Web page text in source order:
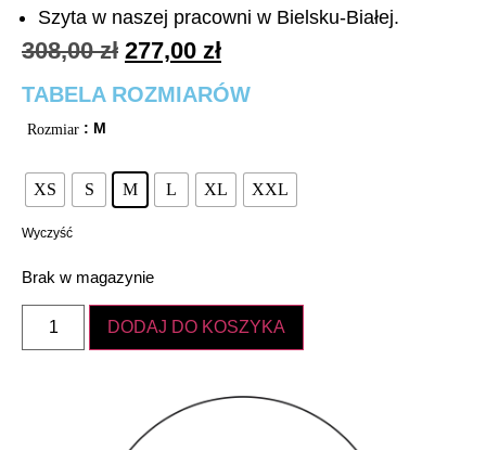
Szyta w naszej pracowni w Bielsku-Białej.
308,00zł 277,00 zł
TABELA ROZMIARÓW
Rozmiar : M
XS S M L XL XXL
Wyczyść
Brak w magazynie
DODAJ DO KOSZYKA